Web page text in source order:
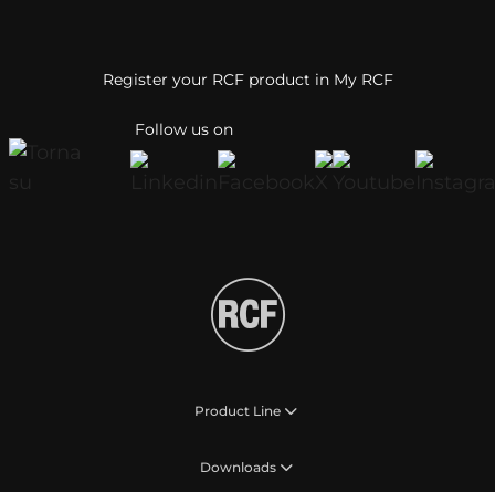
Follow us on
Register your RCF product in My RCF
Product Line
Downloads